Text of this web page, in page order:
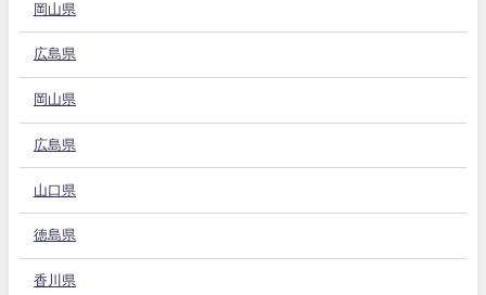
岡山県
広島県
岡山県
広島県
山口県
徳島県
香川県